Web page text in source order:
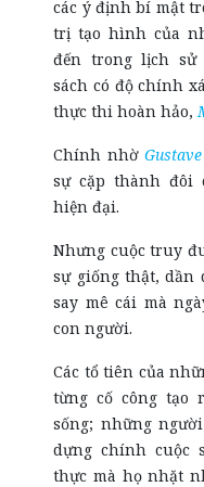
các ý định bí mật
trị tạo hình của
đến trong lịch sử
sách có độ chính
thực thi hoàn hảo,
Chính nhờ
sự cặp thành đôi
hiện đại.
Nhưng cuộc truy
sự giống thật, dần
say mê cái mà
con người.
Các tổ tiên của
từng cố công tạo
sống; những
dựng chính cuộc
thực mà họ nhặt